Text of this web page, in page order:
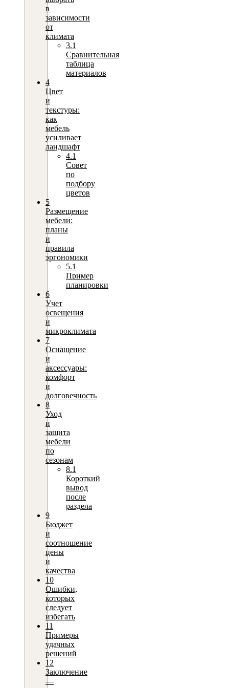
в
зависимости
от
климата
3.1
Сравнительная
таблица
материалов
4
Цвет
и
текстуры:
как
мебель
усиливает
ландшафт
4.1
Совет
по
подбору
цветов
5
Размещение
мебели:
планы
и
правила
эргономики
5.1
Пример
планировки
6
Учет
освещения
и
микроклимата
7
Оснащение
и
аксессуары:
комфорт
и
долговечность
8
Уход
и
защита
мебели
по
сезонам
8.1
Короткий
вывод
после
раздела
9
Бюджет
и
соотношение
цены
и
качества
10
Ошибки,
которых
следует
избегать
11
Примеры
удачных
решений
12
Заключение
—